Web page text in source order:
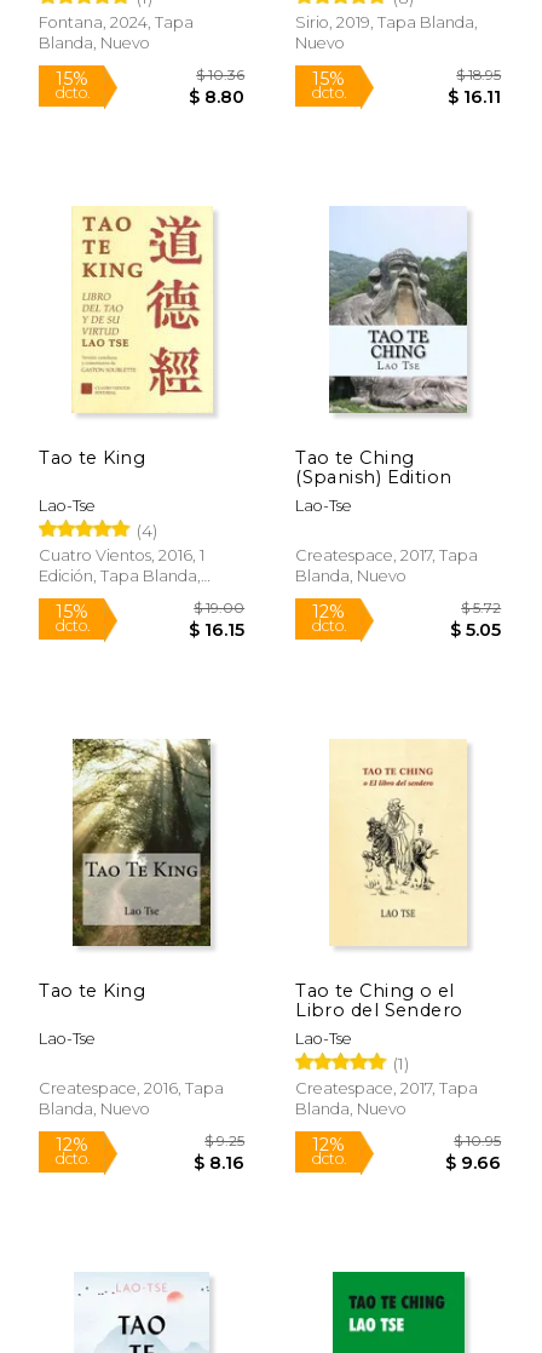
Fontana, 2024, Tapa
Blanda, Nuevo
15%
Sirio, 2019, Tapa Blanda,
Nuevo
15%
Tao te King
Lao-Tse
(4)
Cuatro Vientos, 2016, 1
Edición, Tapa Blanda,
Nuevo
Tao te Ching
(Spanish) Edition
Lao-Tse
Createspace, 2017, Tapa
Blanda, Nuevo
12%
Tao te King
Lao-Tse
Createspace, 2016, Tapa
Blanda, Nuevo
Tao te Ching o el
Libro del Sendero
Lao-Tse
(1)
Createspace, 2017, Tapa
Blanda, Nuevo